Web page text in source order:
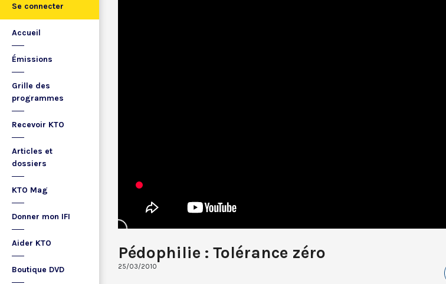
Se connecter
Accueil
Émissions
Grille des
programmes
Recevoir KTO
Articles et
dossiers
KTO Mag
Donner mon IFI
Aider KTO
Boutique DVD
Pédophilie : Tolérance zéro
25/03/2010